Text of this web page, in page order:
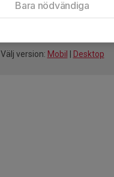
Välj version: Mobil Desktop
Bara nödvändiga